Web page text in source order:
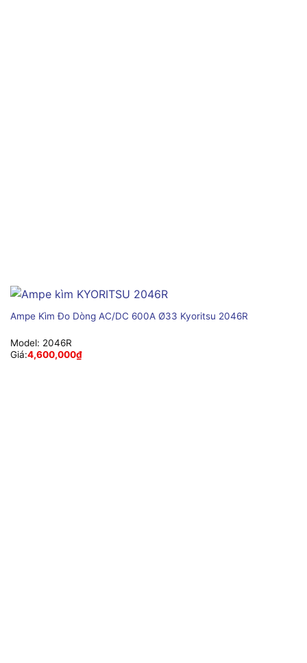
Ampe Kìm Đo Dòng AC/DC 600A Ø33 Kyoritsu 2046R
Model: 2046R
Giá:4,600,000₫